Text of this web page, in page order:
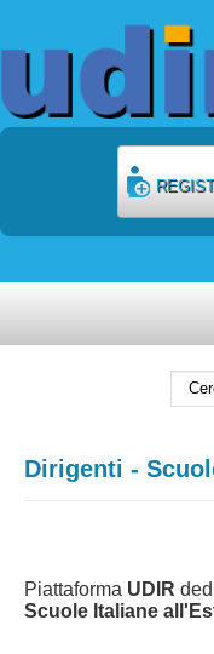
Dirigenti -
Piattaforma UDIR
Scuole Italiane